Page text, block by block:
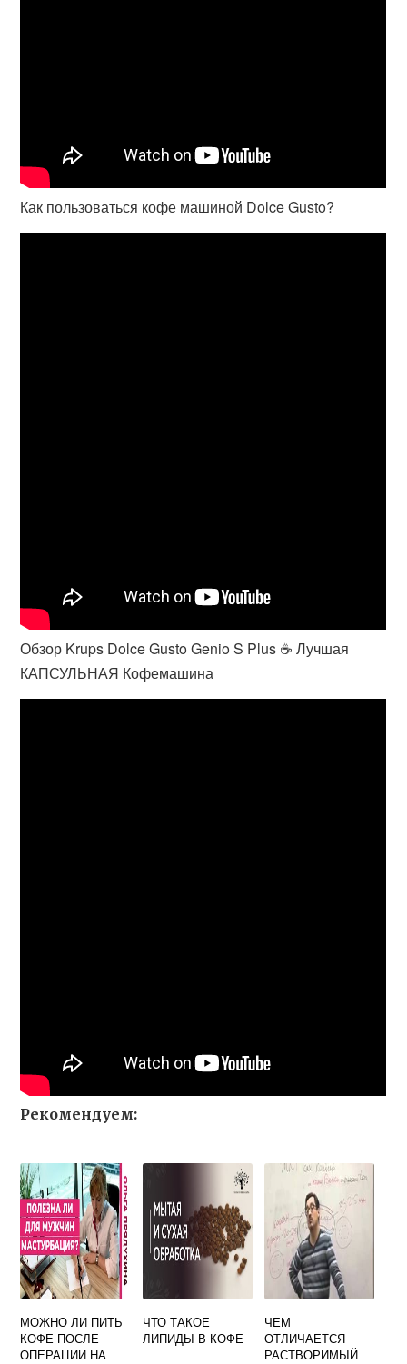
Как пользоваться кофе машиной Dolce Gusto?
Обзор Krups Dolce Gusto Genio S Plus ☕ Лучшая
КАПСУЛЬНАЯ Кофемашина
Рекомендуем:
МОЖНО ЛИ ПИТЬ
КОФЕ ПОСЛЕ
ОПЕРАЦИИ НА
ЧТО ТАКОЕ
ЛИПИДЫ В КОФЕ
ЧЕМ
ОТЛИЧАЕТСЯ
РАСТВОРИМЫЙ